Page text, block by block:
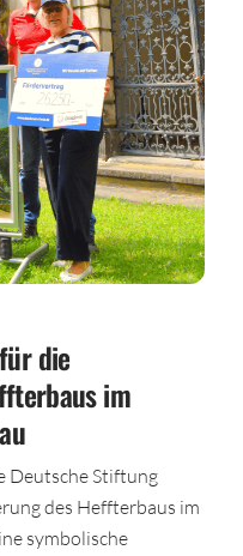
die
im
Deutsche Stiftung
des Heffterbaus im
symbolische